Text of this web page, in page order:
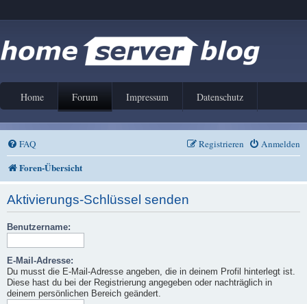
Home Forum Impressum Datenschutz
FAQ Anmelden
Registrieren
Foren-Übersicht
Aktivierungs-Schlüssel senden
Benutzername:
E-Mail-Adresse:
Du musst die E-Mail-Adresse angeben, die in deinem Profil hinterlegt ist.
Diese hast du bei der Registrierung angegeben oder nachträglich in
deinem persönlichen Bereich geändert.